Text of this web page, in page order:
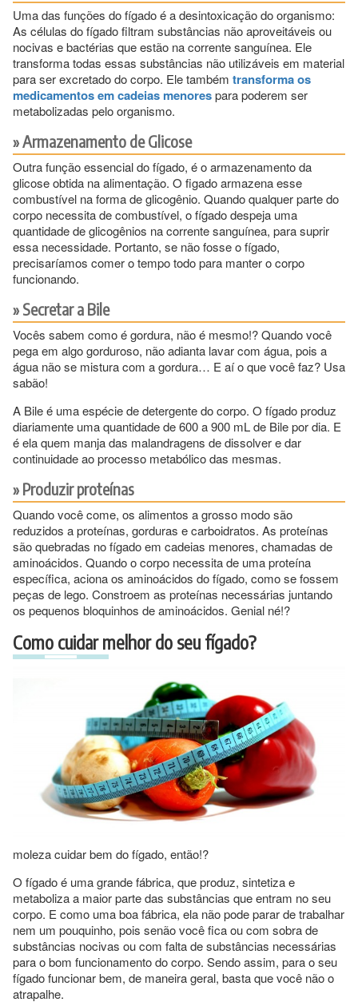
Uma das funções do fígado é a desintoxicação do organismo:
As células do fígado filtram substâncias não aproveitáveis ou
nocivas e bactérias que estão na corrente sanguínea. Ele
transforma todas essas substâncias não utilizáveis em material
para ser excretado do corpo. Ele também transforma os
medicamentos em cadeias menorespara poderem ser
metabolizadas pelo organismo.
Armazenamento de Glicose
Outra função essencial do fígado, é o armazenamento da
glicose obtida na alimentação. O figado armazena esse
combustível na forma de glicogênio. Quando qualquer parte do
corpo necessita de combustível, o fígado despeja uma
quantidade de glicogênios na corrente sanguínea, para suprir
essa necessidade. Portanto, se não fosse o fígado,
precisaríamos comer o tempo todo para manter o corpo
funcionando.
Secretar a Bile
Vocês sabem como é gordura, não é mesmo!? Quando você
pega em algo gorduroso, não adianta lavar com água, pois a
água não se mistura com a gordura… E aí o que você faz? Usa
sabão!
A Bile é uma espécie de detergente do corpo. O fígado produz
diariamente uma quantidade de 600 a 900 mL de Bile por dia. E
é ela quem manja das malandragens de dissolver e dar
continuidade ao processo metabólico das mesmas.
Produzir proteínas
Quando você come, os alimentos a grosso modo são
reduzidos a proteínas, gorduras e carboidratos. As proteínas
são quebradas no fígado em cadeias menores, chamadas de
aminoácidos. Quando o corpo necessita de uma proteína
específica, aciona os aminoácidos do fígado, como se fossem
peças de lego. Constroem as proteínas necessárias juntando
os pequenos bloquinhos de aminoácidos. Genial né!?
Como cuidar melhor do seu fígado?
moleza cuidar bem do fígado, então!?
O fígado é uma grande fábrica, que produz, sintetiza e
metaboliza a maior parte das substâncias que entram no seu
corpo. E como uma boa fábrica, ela não pode parar de trabalhar
nem um pouquinho, pois senão você fica ou com sobra de
substâncias nocivas ou com falta de substâncias necessárias
para o bom funcionamento do corpo. Sendo assim, para o seu
fígado funcionar bem, de maneira geral, basta que você não o
atrapalhe.